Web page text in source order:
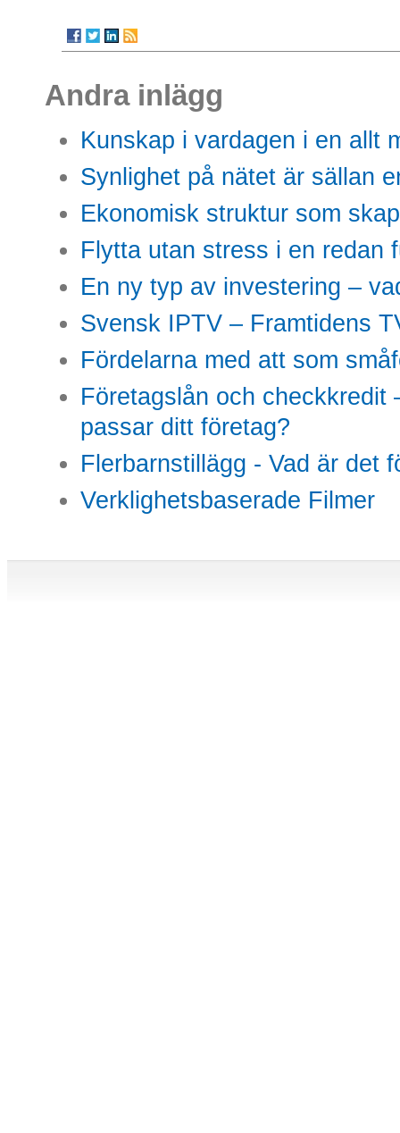
Andra inlägg
Kunskap i vardagen i en allt
Synlighet på nätet är sällan
Ekonomisk struktur som
Flytta utan stress i en redan
En ny typ av investering –
Svensk IPTV – Framtidens
Fördelarna med att som
Företagslån och checkkredit
passar ditt företag?
Flerbarnstillägg - Vad är det
Verklighetsbaserade Filmer